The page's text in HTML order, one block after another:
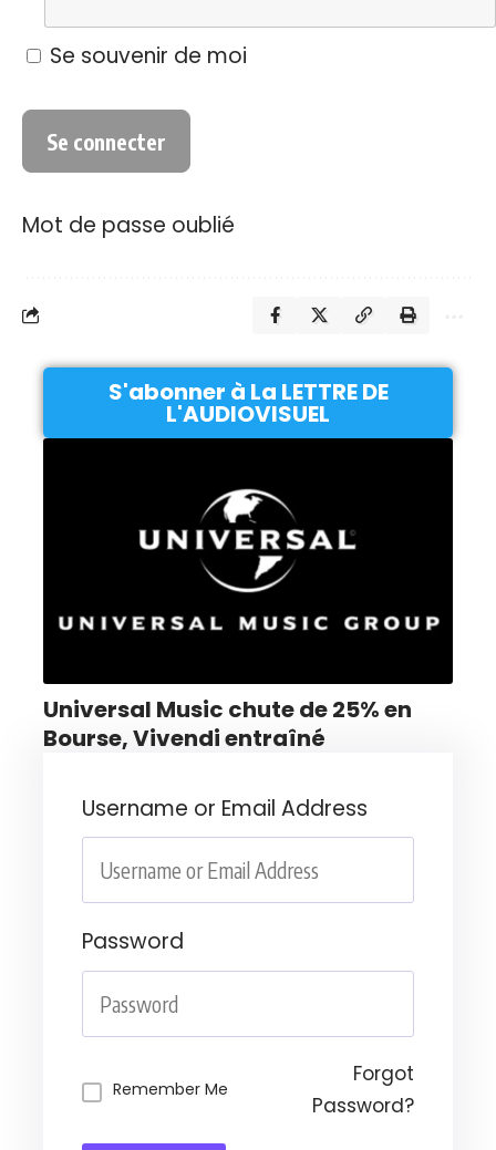
Se souvenir de moi
Mot de passe oublié
S'abonner à La LETTRE DE
L'AUDIOVISUEL
Universal Music chute de 25% en
Bourse, Vivendi entraîné
Username or Email Address
Password
Remember Me
Forgot
Password?